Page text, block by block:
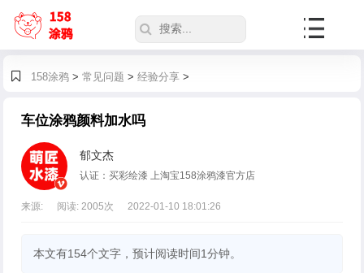
158涂鸦> 常见问题 > 经验分享>
车位涂鸦颜料加水吗
郁文杰
认证：买彩绘漆 上淘宝158涂鸦漆官方店
来源: 阅读:2005次 2022-01-10 18:01:26
本文有154个文字，预计阅读时间1分钟。